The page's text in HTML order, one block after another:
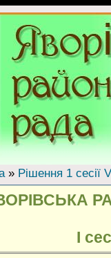
» Рішення 1 сесії
І